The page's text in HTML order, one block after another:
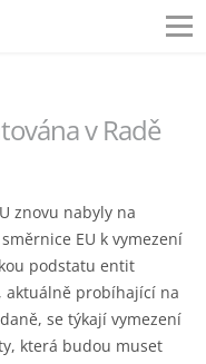
v Radě
znovu nabyly na
EU k vymezení
podstatu entit
aktuálně probíhající na
se týkají vymezení
která budou muset